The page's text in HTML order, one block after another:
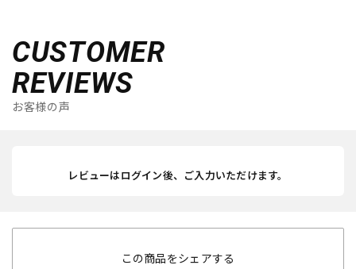
CUSTOMER
REVIEWS
お客様の声
レビューはログイン後、ご入力いただけます。
この商品をシェアする